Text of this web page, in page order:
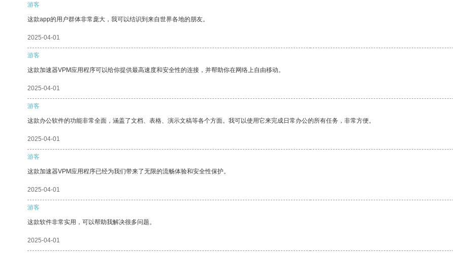
游客
这款app的用户群体非常庞大，我可以结识到来自世界各地的朋友。
2025-04-01
游客
这款加速器VPM应用程序可以给你提供最高速度和安全性的连接，并帮助你在网络上自由移动。
2025-04-01
游客
这款办公软件的功能非常全面，涵盖了文档、表格、演示文稿等各个方面。我可以使用它来完成日常办公的所有任务，非常方便。
2025-04-01
游客
这款加速器VPM应用程序已经为我们带来了无限的流畅体验和安全性保护。
2025-04-01
游客
这款软件非常实用，可以帮助我解决很多问题。
2025-04-01